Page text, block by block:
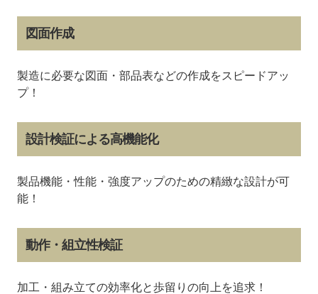
図面作成
製造に必要な図面・部品表などの作成をスピードアッ
プ！
設計検証による高機能化
製品機能・性能・強度アップのための精緻な設計が可
能！
動作・組立性検証
加工・組み立ての効率化と歩留りの向上を追求！